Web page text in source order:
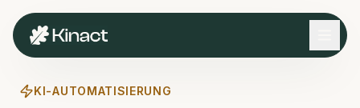
KI-AUTOMATISIERUNG